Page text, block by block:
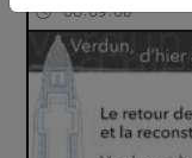
00:09:08